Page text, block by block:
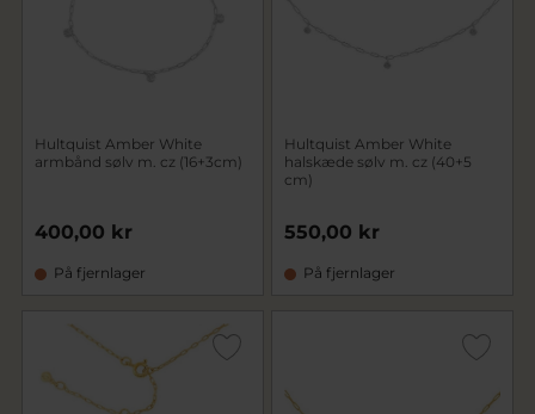
Hultquist Amber White
armbånd sølv m. cz (16+3cm)
400,00 kr
På fjernlager
Hultquist Amber White
halskæde sølv m. cz (40+5
cm)
550,00 kr
På fjernlager